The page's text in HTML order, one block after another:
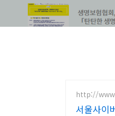
http://
서울사이